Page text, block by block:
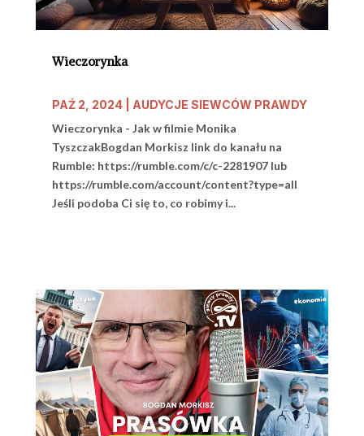
Wieczorynka
PAŹ 2, 2024| AUDYCJE SIEWCÓW PRAWDY
Wieczorynka - Jak w filmie Monika
TyszczakBogdan Morkisz link do kanału na
Rumble: https://rumble.com/c/c-2281907 lub
https://rumble.com/account/content?type=all
Jeśli podoba Ci się to, co robimy i...